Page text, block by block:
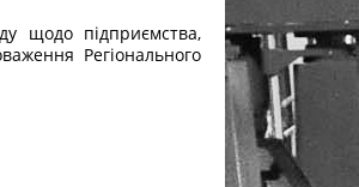
щодо підприємства,
Регіонального